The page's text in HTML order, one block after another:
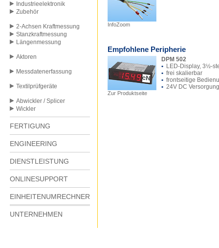
Industrieelektronik
Zubehör
2-Achsen Kraftmessung
Stanzkraftmessung
Längenmessung
Aktoren
Messdatenerfassung
Textilprüfgeräte
Abwickler / Splicer
Wickler
FERTIGUNG
ENGINEERING
DIENSTLEISTUNG
ONLINESUPPORT
EINHEITENUMRECHNER
UNTERNEHMEN
InfoZoom
Empfohlene Peripherie
Zur Produktseite
DPM 502
• LED-Display, 3½-
• frei skalierbar
• frontseitige
• 24V DC Versorgung